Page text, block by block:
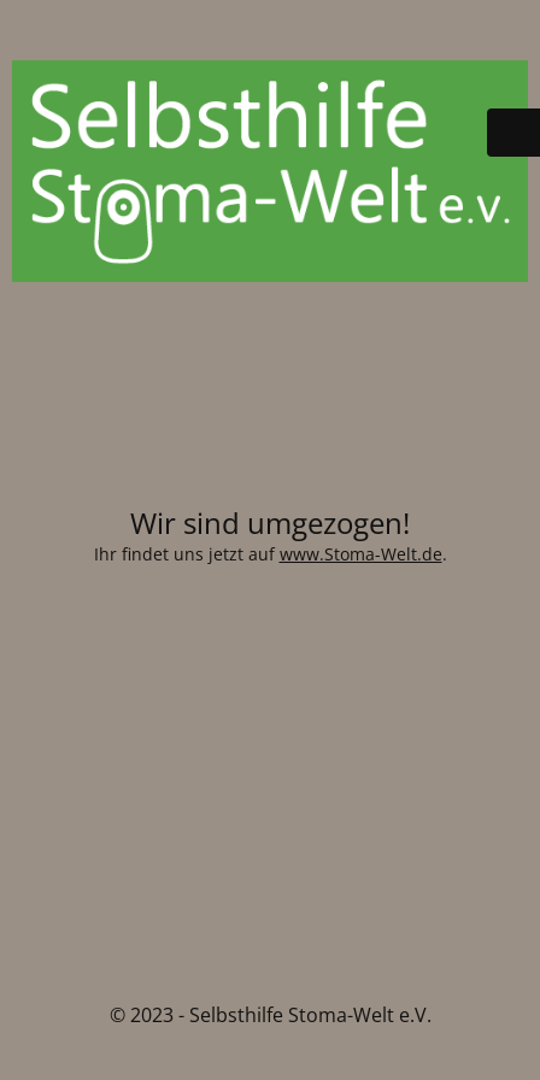
Wir sind umgezogen!
Ihr findet uns jetzt aufwww.Stoma-Welt.de.
© 2023 - Selbsthilfe Stoma-Welt e.V.